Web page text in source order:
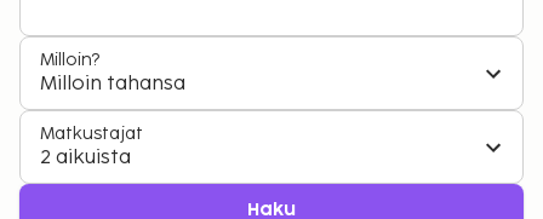
Milloin?
Milloin tahansa
Matkustajat
2 aikuista
Haku